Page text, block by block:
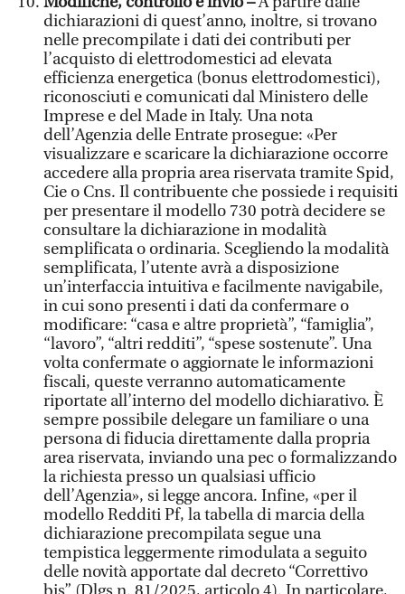
dichiarazioni di quest’anno, inoltre, si trovano
nelle precompilate i dati dei contributi per
l’acquisto di elettrodomestici ad elevata
efficienza energetica (bonus elettrodomestici),
riconosciuti e comunicati dal Ministero delle
Imprese e del Made in Italy. Una nota
dell’Agenzia delle Entrate prosegue: «Per
visualizzare e scaricare la dichiarazione occorre
accedere alla propria area riservata tramite Spid,
Cie o Cns. Il contribuente che possiede i requisiti
per presentare il modello 730 potrà decidere se
consultare la dichiarazione in modalità
semplificata o ordinaria. Scegliendo la modalità
semplificata, l’utente avrà a disposizione
un’interfaccia intuitiva e facilmente navigabile,
in cui sono presenti i dati da confermare o
modificare: “casa e altre proprietà”, “famiglia”,
“lavoro”, “altri redditi”, “spese sostenute”. Una
volta confermate o aggiornate le informazioni
fiscali, queste verranno automaticamente
riportate all’interno del modello dichiarativo. È
sempre possibile delegare un familiare o una
persona di fiducia direttamente dalla propria
area riservata, inviando una pec o formalizzando
la richiesta presso un qualsiasi ufficio
dell’Agenzia», si legge ancora. Infine, «per il
modello Redditi Pf, la tabella di marcia della
dichiarazione precompilata segue una
tempistica leggermente rimodulata a seguito
delle novità apportate dal decreto “Correttivo